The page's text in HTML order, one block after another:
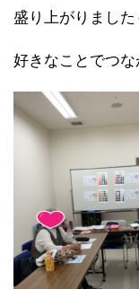
盛り上がりました
好きなことでつな